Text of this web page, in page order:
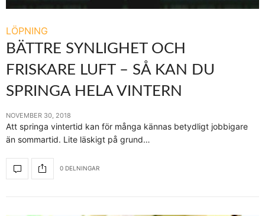
LÖPNING
BÄTTRE SYNLIGHET OCH
FRISKARE LUFT – SÅ KAN DU
SPRINGA HELA VINTERN
NOVEMBER 30, 2018
Att springa vintertid kan för många kännas betydligt jobbigare
än sommartid. Lite läskigt på grund…
0 DELNINGAR